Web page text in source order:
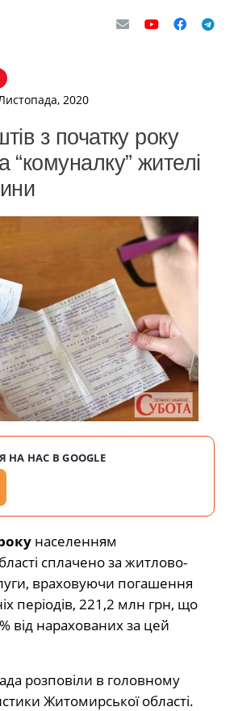
2020
з початку року
“комуналку” жителі
НАС В GOOGLE
населенням
сплачено за житлово-
враховуючи погашення
періодів, 221,2 млн грн, що
від нарахованих за цей
розповіли в головному
Житомирської області.